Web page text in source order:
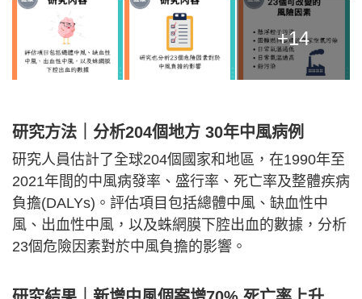
+14
研究方法｜分析204個地方 30年中風病例
研究人員估計了全球204個國家和地區，在1990年至
2021年間的中風病發率、盛行率、死亡率及整體疾病
負擔(DALYs)。評估項目包括總體中風、缺血性中
風、出血性中風，以及蛛網膜下腔出血的數據，分析
23個危險因素對於中風負擔的影響。